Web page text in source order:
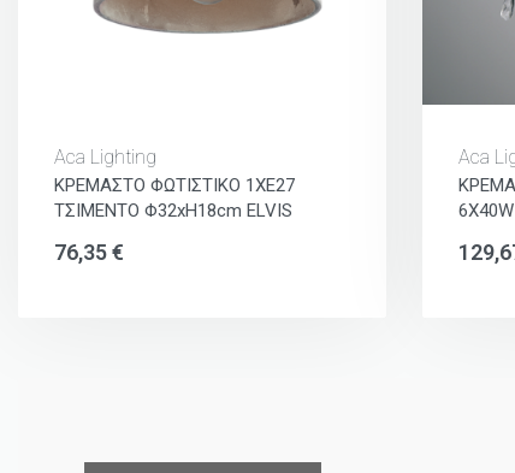
Aca Lighting
ΚΡΕΜΑΣΤΟ ΦΩΤΙΣΤΙΚΟ 1ΧΕ27
ΤΣΙΜΕΝΤΟ Φ32xH18cm ELVIS
76,35€
Aca